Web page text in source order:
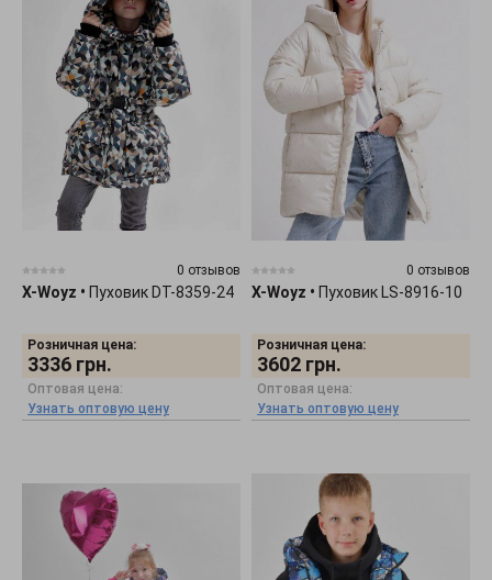
0 отзывов
X-Woyz • Пуховик DT-8359-24
Розничная цена:
3336 грн.
Оптовая цена:
Узнать оптовую цену
0 отзывов
X-Woyz • Пуховик LS-8916-10
Розничная цена:
3602 грн.
Оптовая цена:
Узнать оптовую цену